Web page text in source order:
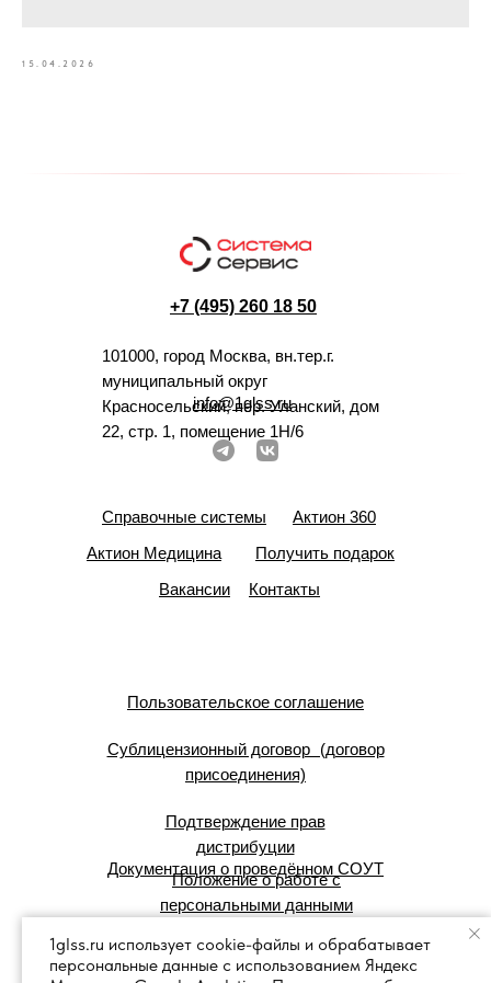
15.04.2026
+7 (495) 260 18 50
101000, город Москва, вн.тер.г.
муниципальный округ
Красносельский, пер. Уланский, дом
22, стр. 1, помещение 1Н/6
info@1glss.ru
Справочные системы
Актион 360
Актион Медицина
Получить подарок
Вакансии
Контакты
Пользовательское соглашение
Сублицензионный договор (договор
присоединения)
Подтверждение прав
дистрибуции
Документация о проведённом СОУТ
Положение о работе с
персональными данными
© 2007 — 2025 г. Система Сервис:
1glss.ru использует cookie-файлы и обрабатывает
персональные данные с использованием Яндекс